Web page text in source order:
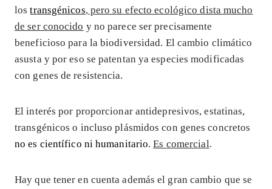
lostransgénicos, pero su efecto ecológico dista mucho
de ser conocido y no parece ser precisamente
beneficioso para la biodiversidad. El cambio climático
asusta y por eso se patentan ya especies modificadas
con genes de resistencia.
El interés por proporcionar antidepresivos, estatinas,
transgénicos o incluso plásmidos con genes concretos
no es científico ni humanitario.Es comercial.
Hay que tener en cuenta además el gran cambio que se